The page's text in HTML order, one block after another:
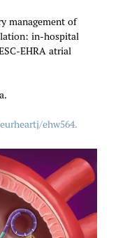
management of
in-hospital
EHRA atrial
ehw564.